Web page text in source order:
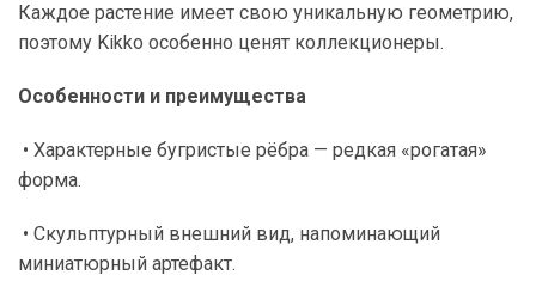
Каждое растение имеет свою уникальную геометрию,
поэтому Kikko особенно ценят коллекционеры.
Особенности и преимущества
• Характерные бугристые рёбра — редкая «рогатая»
форма.
• Скульптурный внешний вид, напоминающий
миниатюрный артефакт.